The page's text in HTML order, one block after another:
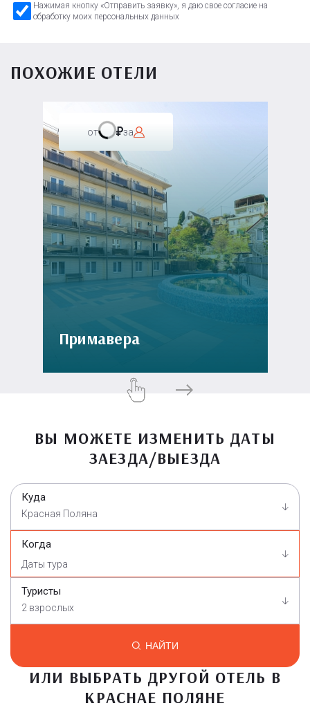
Нажимая кнопку «Отправить заявку», я даю свое согласие на
обработку моих персональных данных
ПОХОЖИЕ ОТЕЛИ
от за
Примавера
ВЫ МОЖЕТЕ ИЗМЕНИТЬ ДАТЫ
ЗАЕЗДА/ВЫЕЗДА
Куда
Красная Поляна
Когда
Туристы
2 взрослых
НАЙТИ
ИЛИ ВЫБРАТЬ ДРУГОЙ ОТЕЛЬ В
КРАСНАЕ ПОЛЯНЕ